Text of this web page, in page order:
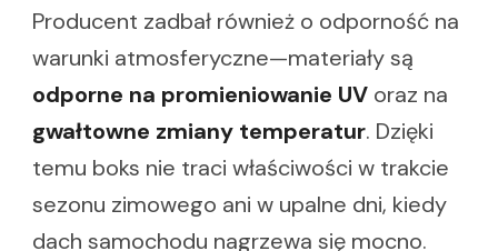
Producent zadbał również o odporność na
warunki atmosferyczne—materiały są
odporne na promieniowanie UV oraz na
gwałtowne zmiany temperatur. Dzięki
temu boks nie traci właściwości w trakcie
sezonu zimowego ani w upalne dni, kiedy
dach samochodu nagrzewa się mocno.